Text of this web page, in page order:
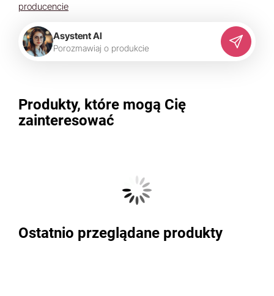
producencie
Asystent AI
Porozmawiaj o produkcie
Produkty, które mogą Cię
zainteresować
Ostatnio przeglądane produkty